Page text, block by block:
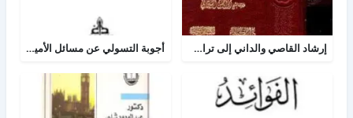
إرشاد القاصي والداني إلى تراجم شيوخ الطبراني أجوبة التسولي عن مسائل الأمير عبد القادر في الجهاد